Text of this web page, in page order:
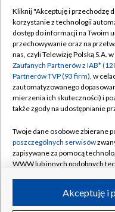
Abonament TVP
Emisja w TVP
Centrum informacji
Naziemna Telewizja
Rada Programowa
System NOS
Informacje o nadawcy
Program dla prasy
Kliknij "Akceptuję i przechodzę
korzystanie z technologii
dostęp do informacji na Twoim
przechowywanie oraz na
nas, czyli Telewizję Polską S.A.
Zaufanych Partnerów z IAB*
Partnerów TVP (93 firm), w
zautomatyzowanego
mierzenia ich skuteczności) i
także zgody na udostępnianie
Twoje dane osobowe zbierane
poszczególnych serwisów
zapisywane za pomocą
WWW lub innych podobnych
ruchu w Internecie.Akceptuję i